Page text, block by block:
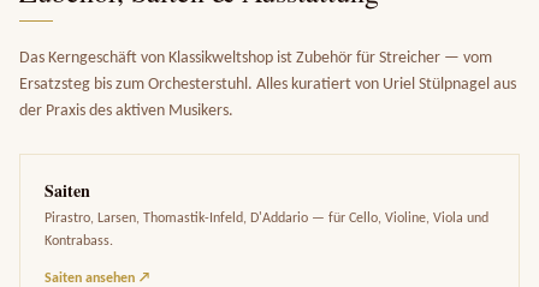
Das Kerngeschäft von Klassikweltshop ist Zubehör für Streicher — vom
Ersatzsteg bis zum Orchesterstuhl. Alles kuratiert von Uriel Stülpnagel aus
der Praxis des aktiven Musikers.
Saiten
Pirastro, Larsen, Thomastik-Infeld, D'Addario — für Cello, Violine, Viola und
Kontrabass.
Saiten ansehen ↗